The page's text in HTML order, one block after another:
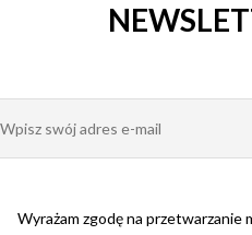
Wyrażam zgodę na przetwarzanie